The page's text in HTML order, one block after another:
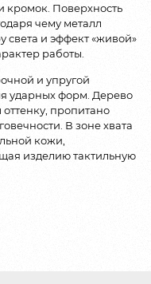
кромок. Поверхность
чему металл
света и эффект «живой»
работы.
и упругой
ударных форм. Дерево
пропитано
В зоне хвата
кожи,
изделию тактильную